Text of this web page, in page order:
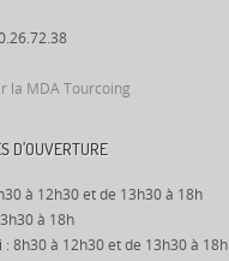
la MDA Tourcoing
D’OUVERTURE
à 12h30 et de 13h30 à 18h
à 18h
: 8h30 à 12h30 et de 13h30 à 18h